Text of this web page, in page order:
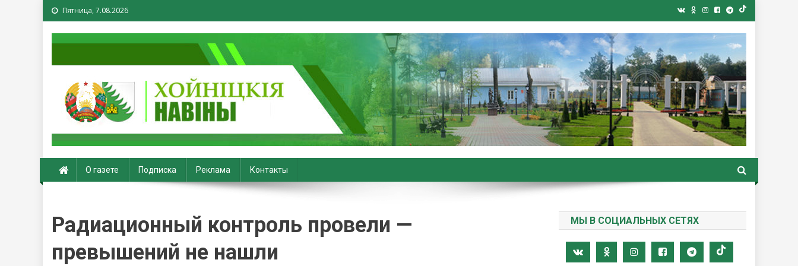
Пятница, 7.08.2026
Хойники. Хойнiцкiя навiны. Новости Хойник. Районная газета
О газете Подписка Реклама Контакты
Радиационный контроль провели —
превышений не нашли
МЫ В СОЦИАЛЬНЫХ СЕТЯХ